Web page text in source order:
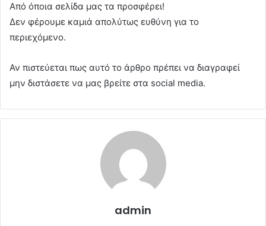
Από όποια σελίδα μας τα προσφέρει!
Δεν φέρουμε καμιά απολύτως ευθύνη για το
περιεχόμενο.
Αν πιστεύεται πως αυτό το άρθρο πρέπει να διαγραφεί
μην διστάσετε να μας βρείτε στα social media.
admin